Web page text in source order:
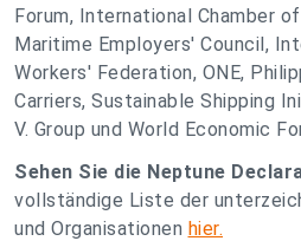
Forum, International Chamber
Maritime Employers' Council,
Workers' Federation, ONE,
Carriers, Sustainable Shipping
V. Group und World Economic
Sehen Sie die Neptune
vollständige Liste der
und Organisationen hier.